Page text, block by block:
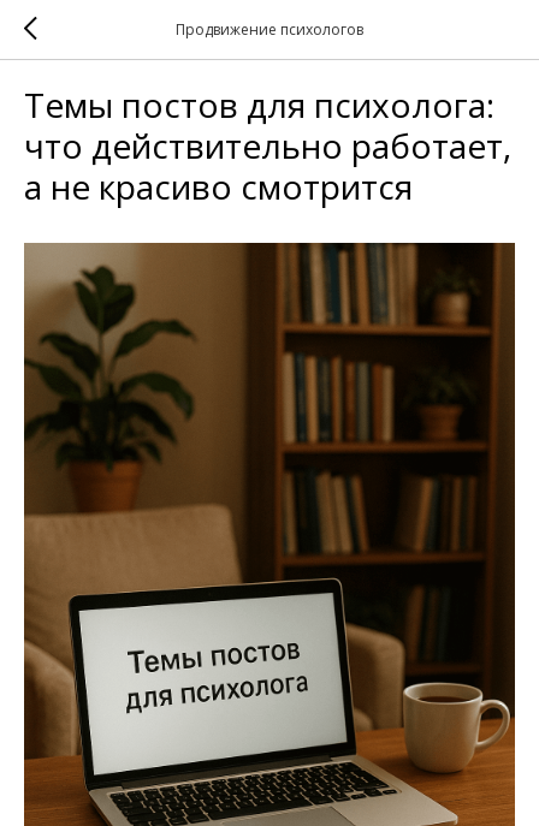
Продвижение психологов
Темы постов для психолога:
что действительно работает,
а не красиво смотрится